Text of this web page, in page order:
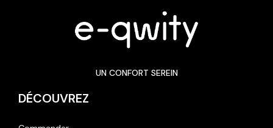
UN CONFORT SEREIN
DÉCOUVREZ